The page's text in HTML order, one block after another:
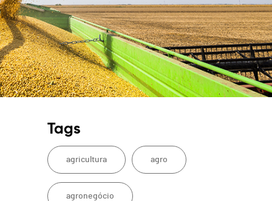
Tags
agricultura agro
agronegócio